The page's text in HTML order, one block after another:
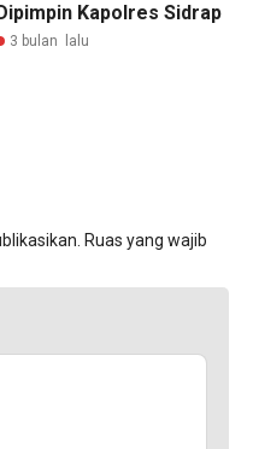
Dipimpin Kapolres Sidrap
3 bulan lalu
Ruas yang wajib